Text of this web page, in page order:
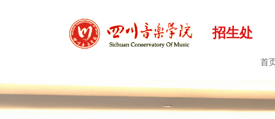
招生处
首